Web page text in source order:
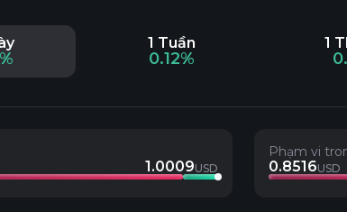
1 Tuần
0.12%
1
1.0009USD
Phạm vi
0.8516USD